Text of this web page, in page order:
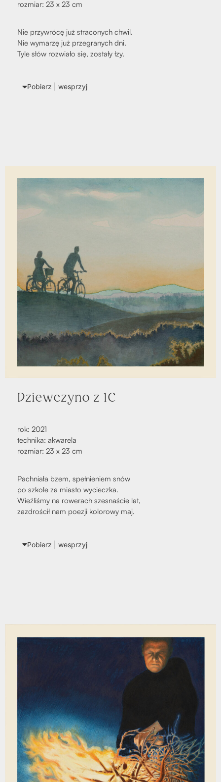
roz­miar: 23 x 23 cm
Nie przy­wró­cę już stra­co­nych chwil.
Nie wyma­rzę już prze­gra­nych dni.
Tyle słów roz­wia­ło się, zosta­ły łzy.
Pobierz | wes­przyj
Dziew­czy­no z 1C
rok: 2021
tech­ni­ka: akwa­re­la
roz­miar: 23 x 23 cm
Pach­nia­ła bzem, speł­nie­niem snów
po szko­le za mia­sto wyciecz­ka.
Wieź­li­śmy na rowe­rach szes­na­ście lat,
zazdro­ścił nam poezji kolo­ro­wy maj.
Pobierz | wes­przyj